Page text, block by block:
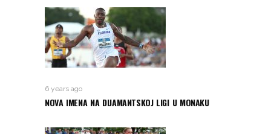
6 years ago
NOVA IMENA NA DIJAMANTSKOJ LIGI U MONAKU